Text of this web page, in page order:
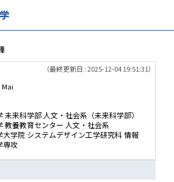
（最終更新日 : 2025-12-04 19:51:31）
Mai
未来科学部 人文・社会系（未来科学部）
教養教育センター 人文・社会系
大学院 システムデザイン工学研究科 情報
専攻